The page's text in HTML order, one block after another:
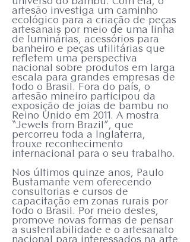
artesão investiga um caminho
ecológico para a criação de peças
artesanais por meio de uma linha
de luminárias, acessórios para
banheiro e peças utilitárias que
refletem uma perspectiva
nacional sobre produtos em larga
escala para grandes empresas de
todo o Brasil. Fora do país, o
artesão mineiro participou da
exposição de joias de bambu no
Reino Unido em 2011. A mostra
“Jewels from Brazil”, que
percorreu toda a Inglaterra,
trouxe reconhecimento
internacional para o seu trabalho.
Nos últimos quinze anos, Paulo
Bustamante vem oferecendo
consultorias e cursos de
capacitação em zonas rurais por
todo o Brasil. Por meio destes,
promove novas formas de pensar
a sustentabilidade e o artesanato
nacional para interessados na arte